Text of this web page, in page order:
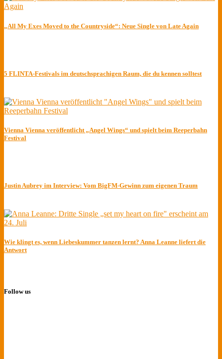
„All My Exes Moved to the Countryside“: Neue Single von Late Again
5 FLINTA-Festivals im deutschsprachigen Raum, die du kennen solltest
Vienna Vienna veröffentlicht „Angel Wings“ und spielt beim Reeperbahn
Festival
Justin Aubrey im Interview: Vom BigFM-Gewinn zum eigenen Traum
Wie klingt es, wenn Liebeskummer tanzen lernt? Anna Leanne liefert die
Antwort
Follow us